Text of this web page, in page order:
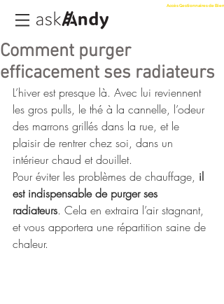
Accès Gestionnaires de Biens
Comment purger
efficacement ses radiateurs
L’hiver est presque là. Avec lui reviennent
les gros pulls, le thé à la cannelle, l’odeur
des marrons grillés dans la rue, et le
plaisir de rentrer chez soi, dans un
intérieur chaud et douillet.
Pour éviter les problèmes de chauffage, il
est indispensable de purger ses
radiateurs. Cela en extraira l’air stagnant,
et vous apportera une répartition saine de
chaleur.